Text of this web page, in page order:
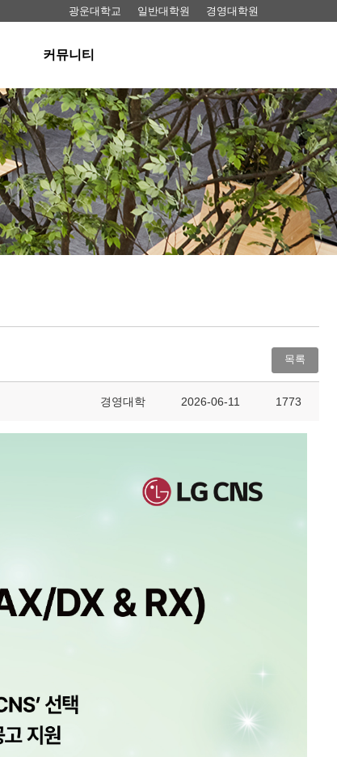
경영대학원
일반대학원
광운대학교
커뮤니티
공지사항
뉴스
동영상
FAQ
목록
경영대학 2026-06-11 1773